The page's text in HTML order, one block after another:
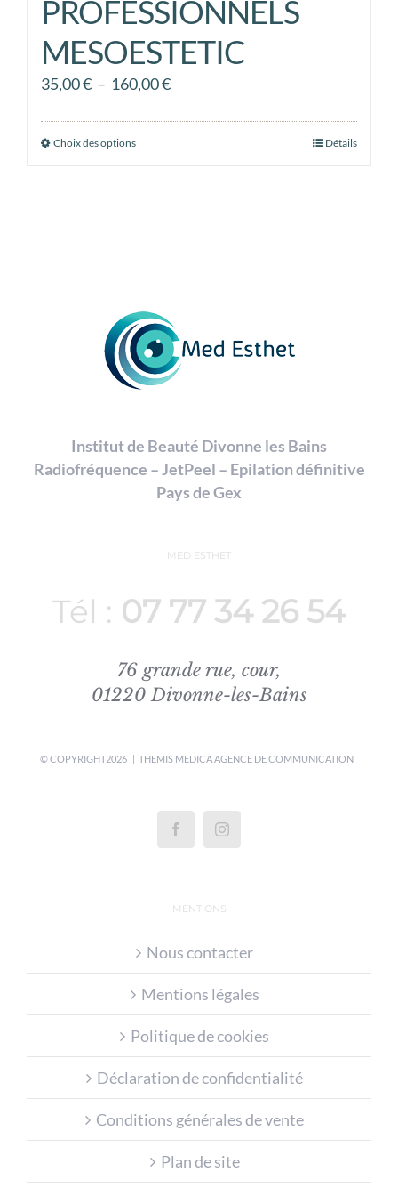
PROFESSIONNELS
MESOESTETIC
35,00€ – 160,00€Plage
prix :
Choix des optionsCe
peuvent
être
choisies
sur
du
produit
Détails
Institut de Beauté Divonne les Bains
Radiofréquence – JetPeel – Epilation définitive
Pays de Gex
MED ESTHET
Tél : 07 77 34 26 54
76 grande rue, cour,
01220 Divonne-les-Bains
© COPYRIGHT2026 | THEMIS MEDICAAGENCE DE COMMUNICATION
MENTIONS
Nous contacter
Mentions légales
Politique de cookies
Déclaration de confidentialité
Conditions générales de vente
Plan de site